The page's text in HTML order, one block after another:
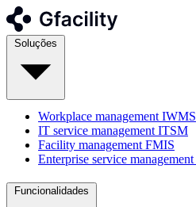
Workplace management IWMS
IT service management ITSM
Facility management FMIS
Enterprise service management